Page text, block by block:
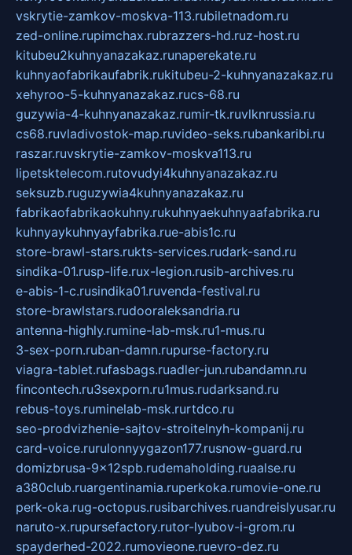
vskrytie-zamkov-moskva-113.rubiletnadom.ru
zed-online.rupimchax.rubrazzers-hd.ruz-host.ru
kitubeu2kuhnyanazakaz.runaperekate.ru
kuhnyaofabrikaufabrik.rukitubeu-2-kuhnyanazakaz.ru
xehyroo-5-kuhnyanazakaz.rucs-68.ru
guzywia-4-kuhnyanazakaz.rumir-tk.ruvlknrussia.ru
cs68.ruvladivostok-map.ruvideo-seks.rubankaribi.ru
raszar.ruvskrytie-zamkov-moskva113.ru
lipetsktelecom.rutovudyi4kuhnyanazakaz.ru
seksuzb.ruguzywia4kuhnyanazakaz.ru
fabrikaofabrikaokuhny.rukuhnyaekuhnyaafabrika.ru
kuhnyaykuhnyayfabrika.rue-abis1c.ru
store-brawl-stars.rukts-services.rudark-sand.ru
sindika-01.rusp-life.rux-legion.rusib-archives.ru
e-abis-1-c.rusindika01.ruvenda-festival.ru
store-brawlstars.rudooraleksandria.ru
antenna-highly.rumine-lab-msk.ru1-mus.ru
3-sex-porn.ruban-damn.rupurse-factory.ru
viagra-tablet.rufasbags.ruadler-jun.rubandamn.ru
fincontech.ru3sexporn.ru1mus.rudarksand.ru
rebus-toys.ruminelab-msk.rurtdco.ru
seo-prodvizhenie-sajtov-stroitelnyh-kompanij.ru
card-voice.rurulonnyygazon177.rusnow-guard.ru
domizbrusa-9x12spb.rudemaholding.ruaalse.ru
a380club.ruargentinamia.ruperkoka.rumovie-one.ru
perk-oka.rug-octopus.rusibarchives.ruandreislyusar.ru
naruto-x.rupursefactory.rutor-lyubov-i-grom.ru
spayderhed-2022.rumovieone.ruevro-dez.ru